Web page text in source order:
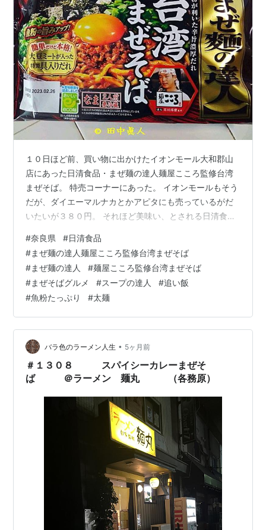
１０日ほど前、買い物に出かけたイオンモール大和郡山
店にあった日清食品・まぜ麺の達人麺屋こころ監修台湾
まぜそば。 特売コーナーにあった。 イオンモールもそう
だが、ダイエーマルナカとかアピタにも売っているがだ
いたいが３８０円。 それほど美味い、とされる日清食
かーさんは、日清食品が販売している冷凍の台湾まぜそ
ばにぞっこん。 １食入りの冷凍台湾まぜそばは、比較的
買いやすい額にある。 現在のところ、スーパーサンデイ
に１５７円。 イオンモールやトライアルでも１６７円売
り。 調理容易さに、味も美味しい。 口が台湾まぜそばに
なったかーさん。 買い物ついでに、…
#奈良県 #日清食品
#まぜ麺の達人麺屋こころ監修台湾まぜそば
#まぜ麺の達人 #麺屋こころ監修台湾まぜそば
#まぜそばグルメ #スープの達人 #追い飯
#魚粉たっぷり #太麺
バラ色のラーメン人生 • 5ヶ月前
＃１３０８ スパイシーカレーまぜそ
ば ＠ラーメン 麺丸 （各務原）